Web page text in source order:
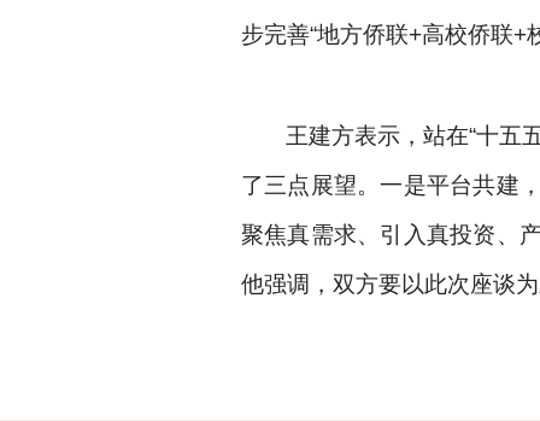
步完善“地方侨联+高校侨联
王建方表示，站在“十五
了三点展望。一是平台共建
聚焦真需求、引入真投资、
他强调，双方要以此次座谈